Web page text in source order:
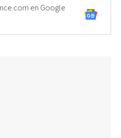
en Google